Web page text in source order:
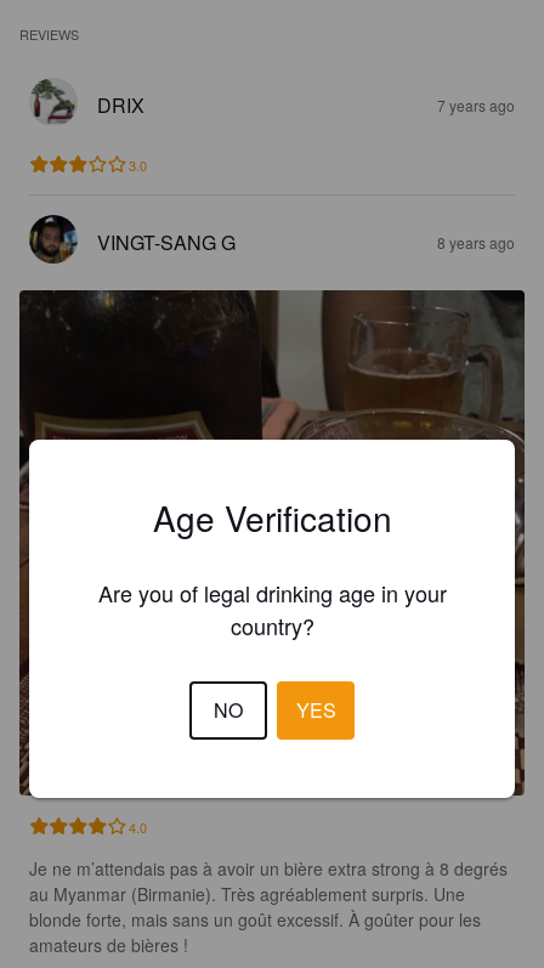
REVIEWS
DRIX 7 years ago
3.0
VINGT-SANG G 8 years ago
4.0
Je ne m’attendais pas à avoir un bière extra strong à 8 degrés
au Myanmar (Birmanie). Très agréablement surpris. Une
blonde forte, mais sans un goût excessif. À goûter pour les
amateurs de bières !
Age Verification
Are you of legal drinking age in your
country?
NO YES